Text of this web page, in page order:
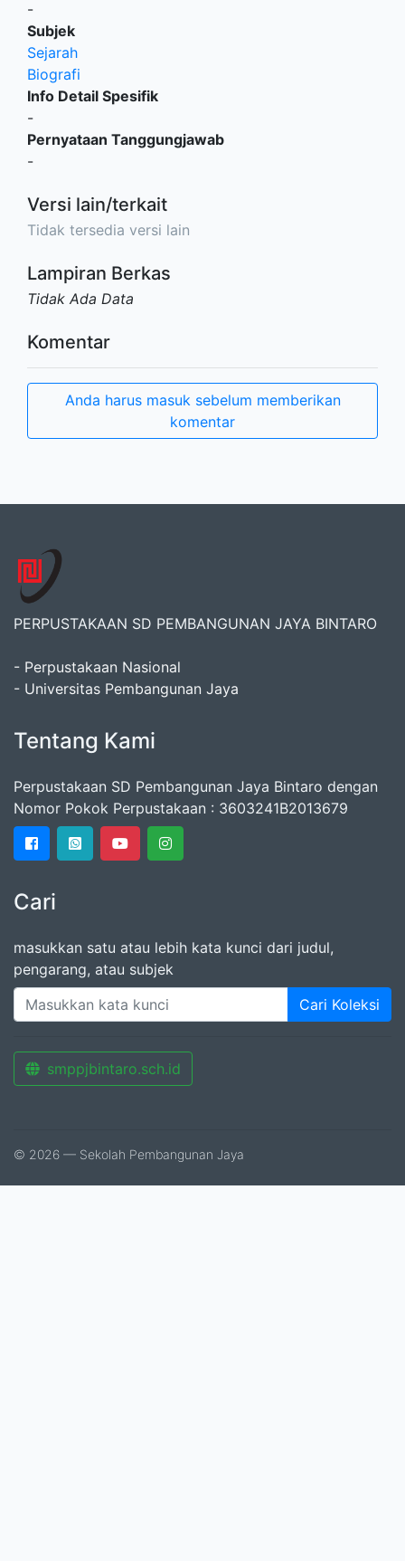
-
Subjek
Sejarah
Biografi
Info Detail Spesifik
-
Pernyataan Tanggungjawab
-
Versi lain/terkait
Tidak tersedia versi lain
Lampiran Berkas
Tidak Ada Data
Komentar
Anda harus masuk sebelum memberikan
komentar
PERPUSTAKAAN SD PEMBANGUNAN JAYA BINTARO
- Perpustakaan Nasional
- Universitas Pembangunan Jaya
Tentang Kami
Perpustakaan SD Pembangunan Jaya Bintaro dengan
Nomor Pokok Perpustakaan : 3603241B2013679
Cari
masukkan satu atau lebih kata kunci dari judul,
pengarang, atau subjek
Cari Koleksi
smppjbintaro.sch.id
© 2026 — Sekolah Pembangunan Jaya